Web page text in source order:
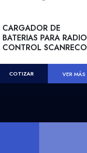
CARGADOR DE
BATERIAS PARA RADIO
CONTROL SCANRECO
COTIZAR VER MÁS